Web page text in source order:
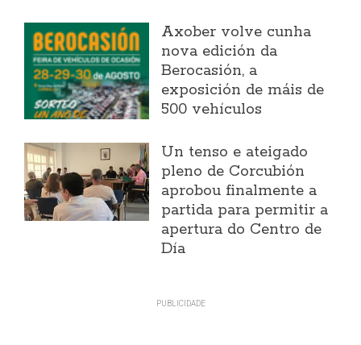
Axober volve cunha
nova edición da
Berocasión, a
exposición de máis de
500 vehículos
Un tenso e ateigado
pleno de Corcubión
aprobou finalmente a
partida para permitir a
apertura do Centro de
Día